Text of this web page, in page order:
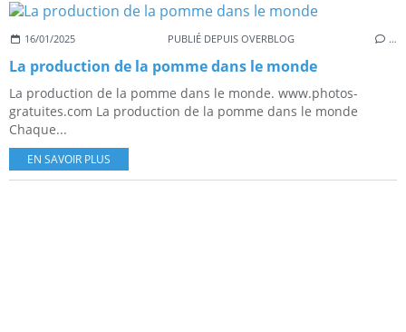
16/01/2025 PUBLIÉ DEPUIS OVERBLOG …
La production de la pomme dans le monde
La production de la pomme dans le monde. www.photos-
gratuites.com La production de la pomme dans le monde
Chaque...
EN SAVOIR PLUS